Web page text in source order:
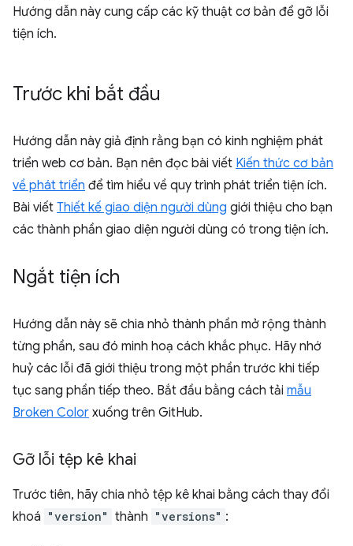
Hướng dẫn này cung cấp các kỹ thuật cơ bản để gỡ lỗi
tiện ích.
Trước khi bắt đầu
Hướng dẫn này giả định rằng bạn có kinh nghiệm phát
triển web cơ bản. Bạn nên đọc bài viết Kiến thức cơ bản
về phát triển để tìm hiểu về quy trình phát triển tiện ích.
Bài viết Thiết kế giao diện người dùng giới thiệu cho bạn
các thành phần giao diện người dùng có trong tiện ích.
Ngắt tiện ích
Hướng dẫn này sẽ chia nhỏ thành phần mở rộng thành
từng phần, sau đó minh hoạ cách khắc phục. Hãy nhớ
huỷ các lỗi đã giới thiệu trong một phần trước khi tiếp
tục sang phần tiếp theo. Bắt đầu bằng cách tải mẫu
Broken Color xuống trên GitHub.
Gỡ lỗi tệp kê khai
Trước tiên, hãy chia nhỏ tệp kê khai bằng cách thay đổi
khoá "version" thành "versions" :